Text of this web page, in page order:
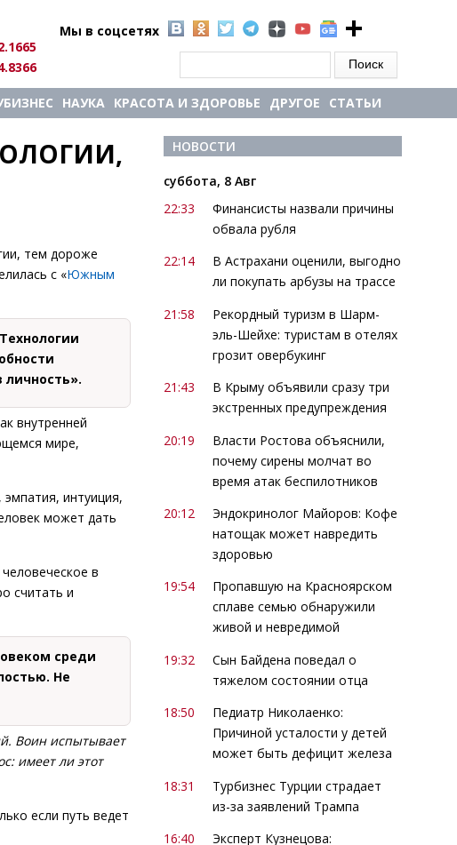
Мы в соцсетях
НАУКА КРАСОТА И ЗДОРОВЬЕ ДРУГОЕ СТАТЬИ
тем дороже
с «Южным
личность».
внутренней
мире,
интуиция,
может дать
в
считать и
среди
Не
Воин испытывает
имеет ли этот
если путь ведет
НОВОСТИ
суббота, 8 Авг
22:33
Финансисты назвали причины
обвала рубля
22:14
В Астрахани оценили, выгодно
ли покупать арбузы на трассе
21:58
Рекордный туризм в Шарм-
эль-Шейхе: туристам в отелях
грозит овербукинг
21:43
В Крыму объявили сразу три
экстренных предупреждения
20:19
Власти Ростова объяснили,
почему сирены молчат во
время атак беспилотников
20:12
Эндокринолог Майоров: Кофе
натощак может навредить
здоровью
19:54
Пропавшую на Красноярском
сплаве семью обнаружили
живой и невредимой
19:32
Сын Байдена поведал о
тяжелом состоянии отца
18:50
Педиатр Николаенко:
Причиной усталости у детей
может быть дефицит железа
18:31
Турбизнес Турции страдает
из-за заявлений Трампа
16:40
Эксперт Кузнецова: